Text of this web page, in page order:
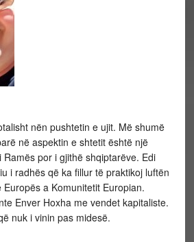
nën pushtetin e ujit. Më shumë
në aspektin e shtetit është një
por i gjithë shqiptarëve. Edi
i radhës që ka fillur të praktikoj luftën
a Komunitetit Europian.
Enver Hoxha me vendet kapitaliste.
nuk i vinin pas midesë.